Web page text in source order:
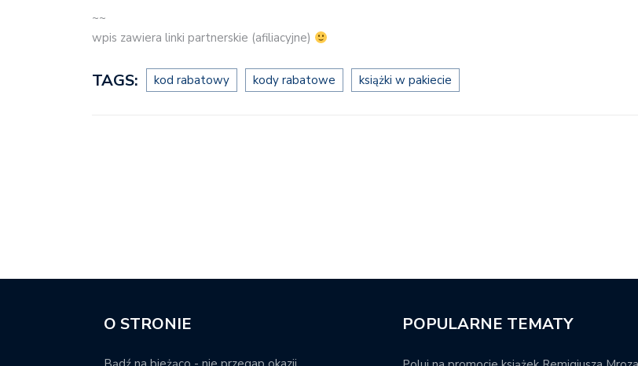
~~
wpis zawiera linki partnerskie (afiliacyjne)
TAGS: kod rabatowy kody rabatowe książki w pakiecie
O STRONIE POPULARNE TEMATY